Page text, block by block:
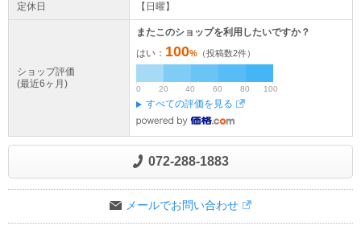
定休日 【日曜】
ショップ評価
(最近6ヶ月)
またこのショップを利用したいですか？
はい： 100% （投稿数2件）
0 20 40 60 80 100
すべての評価を見る
072-288-1883
メールでお問い合わせ